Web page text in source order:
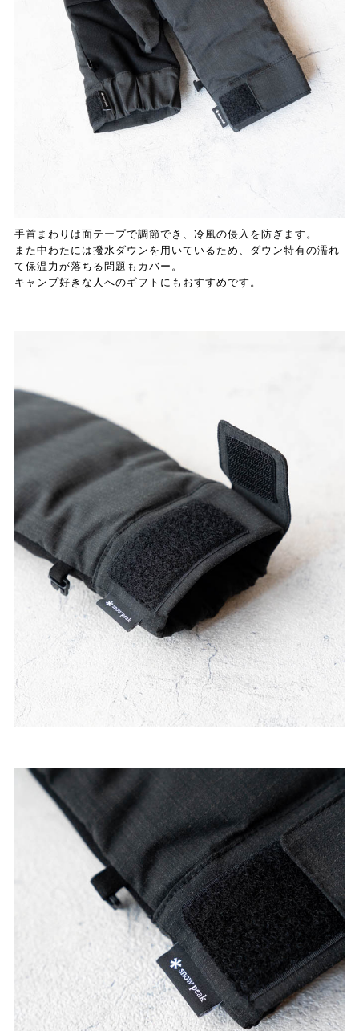
手首まわりは面テープで調節でき、冷風の侵入を防ぎます。
また中わたには撥水ダウンを用いているため、ダウン特有の濡れ
て保温力が落ちる問題もカバー。
キャンプ好きな人へのギフトにもおすすめです。